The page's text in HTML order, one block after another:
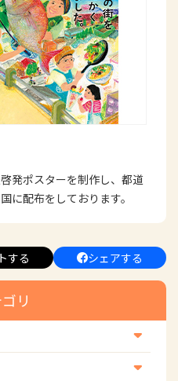
発ポスターを制作し、都道
に配布をしております。
する シェアする
リ